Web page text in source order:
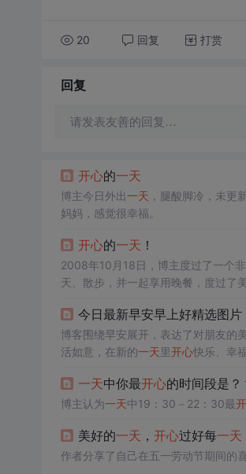
20 回复 打赏
回复
请发表友善的回复…
开心的一天
博主今日外出一天 ，腿酸脚冷，未更
妈妈，感觉很幸福。
开心的一天 ！
2008年10月18日，博主度过了一个
天、散步，并一起享用晚餐，度过了
今日最新早安早上好精选图片
博客围绕早安展开，表达了对朋友的
活如意，在新的一天里开心快乐、幸
一天中你最开心的时间段是？
博主认为一天中19：30－22：30最
美好的一天 ， 开心过好每一天
作者分享了自己在五一劳动节期间的